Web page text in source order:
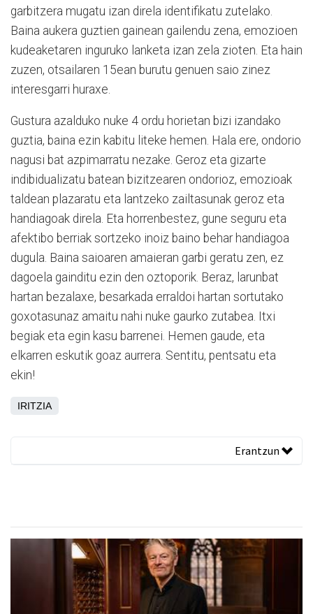
garbitzera mugatu izan direla identifikatu zutelako.
Baina aukera guztien gainean gailendu zena, emozioen
kudeaketaren inguruko lanketa izan zela zioten. Eta hain
zuzen, otsailaren 15ean burutu genuen saio zinez
interesgarri huraxe.
Gustura azalduko nuke 4 ordu horietan bizi izandako
guztia, baina ezin kabitu liteke hemen. Hala ere, ondorio
nagusi bat azpimarratu nezake. Geroz eta gizarte
indibidualizatu batean bizitzearen ondorioz, emozioak
taldean plazaratu eta lantzeko zailtasunak geroz eta
handiagoak direla. Eta horrenbestez, gune seguru eta
afektibo berriak sortzeko inoiz baino behar handiagoa
dugula. Baina saioaren amaieran garbi geratu zen, ez
dagoela gainditu ezin den oztoporik. Beraz, larunbat
hartan bezalaxe, besarkada erraldoi hartan sortutako
goxotasunaz amaitu nahi nuke gaurko zutabea. Itxi
begiak eta egin kasu barrenei. Hemen gaude, eta
elkarren eskutik goaz aurrera. Sentitu, pentsatu eta
ekin!
IRITZIA
Erantzun